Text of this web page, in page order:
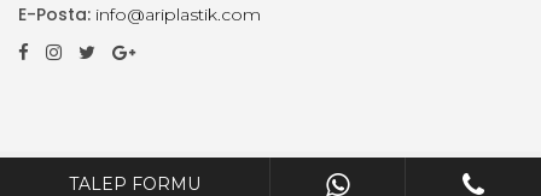
TALEP FORMU
E-Posta: info@ariplastik.com
Arı Plastik © 2021 Tüm hakları saklıdır.